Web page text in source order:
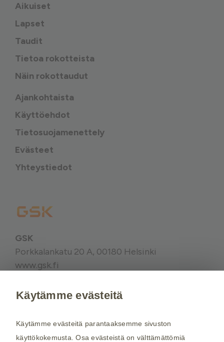
Aikuiset
Lapset
Taudit
Tietoa rokotteista
Näin rokottaudut
Ajankohtaista
Käyttöehdot
Tietosuojamenettely
Evästeet
Yhteystiedot
GSK
Porkkalankatu 20 A, 00180 Helsinki
www.gsk.fi
ammattilaiselta. Rokotussuositukset perustuvat
THL:nsuosituksiin. Maakohtaiset
Käytämme evästeitä
Käytämme evästeitä parantaaksemme sivuston
käyttökokemusta. Osa evästeistä on välttämättömiä